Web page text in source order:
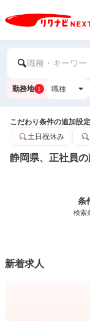
職種・キーワー
勤務地 1 職種
こだわり条件の追加設
土日祝休み
静岡県、正社員
条
検索
新着求人